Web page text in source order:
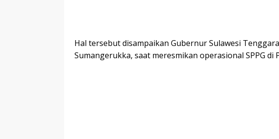
Hal tersebut disampaikan Gubernur Sulawesi
Sumangerukka, saat meresmikan operasional SPPG di